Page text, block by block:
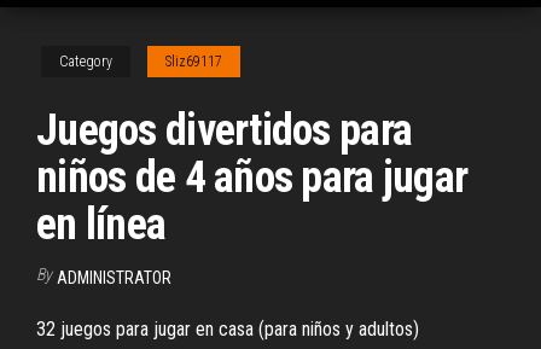
Category Sliz69117
Juegos divertidos para
niños de 4 años para jugar
en línea
By ADMINISTRATOR
32 juegos para jugar en casa (para niños y adultos)